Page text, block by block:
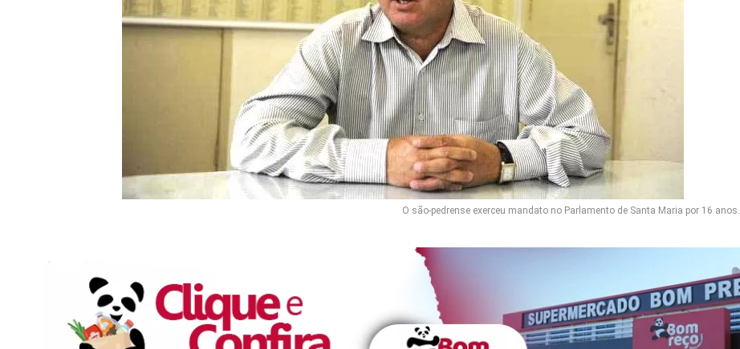
O são-pedrense exerceu mandato no Parlamento de Santa Maria por 16 anos.